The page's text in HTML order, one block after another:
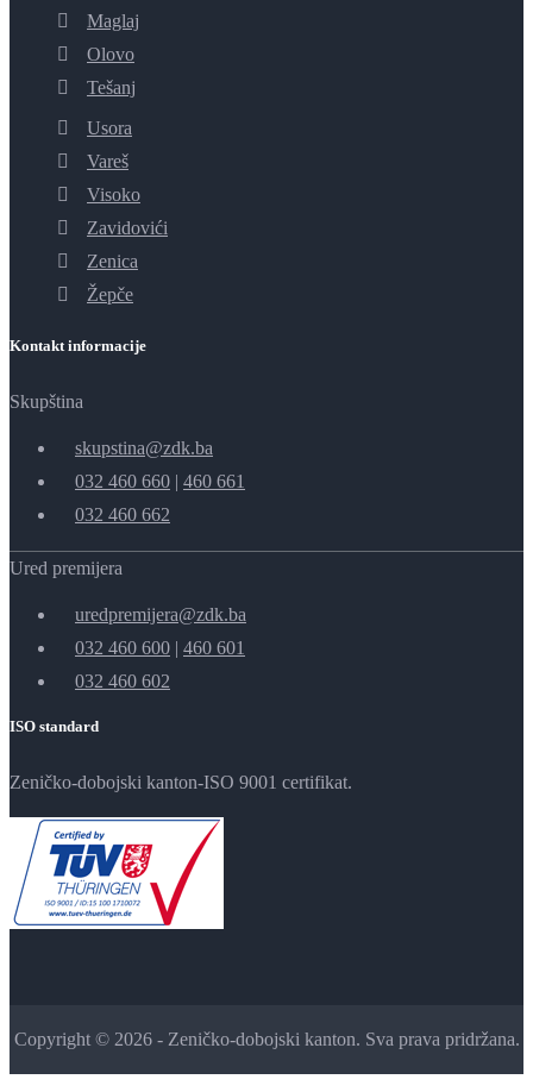
Maglaj
Olovo
Tešanj
Usora
Vareš
Visoko
Zavidovići
Zenica
Žepče
Kontakt informacije
Skupština
skupstina@zdk.ba
032 460 660 | 460 661
032 460 662
Ured premijera
uredpremijera@zdk.ba
032 460 600 | 460 601
032 460 602
ISO standard
Zeničko-dobojski kanton-ISO 9001 certifikat.
Copyright © 2026 - Zeničko-dobojski kanton. Sva prava pridržana.